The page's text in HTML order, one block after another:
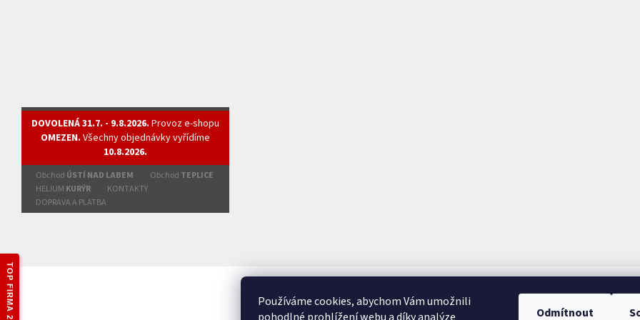
Používáme cookies, abychom Vám umožnili
Odmítnout
DOVOLENÁ 31.7. - 9.8.2026. Provoz e-shopu
OMEZEN. Všechny objednávky vyřídíme
10.8.2026.
Obchod ÚSTÍ NAD LABEM Obchod TEPLICE
HELIUM KURÝR
KONTAKTY
DOPRAVA A PLATBA
TOP FIRMA 2025